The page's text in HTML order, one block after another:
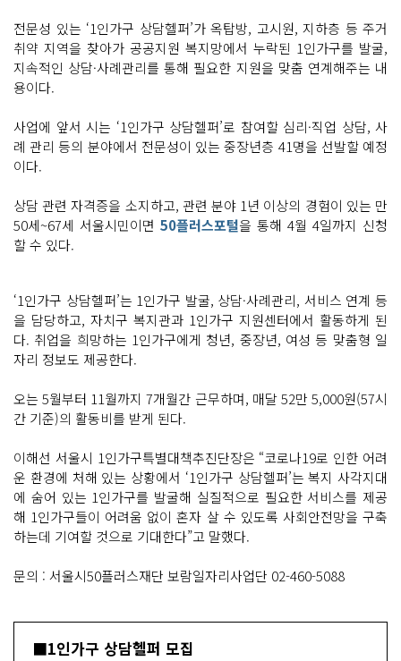
전문성 있는 ‘1인가구 상담헬퍼’가 옥탑방, 고시원, 지하층 등 주거
취약 지역을 찾아가 공공지원 복지망에서 누락된 1인가구를 발굴,
지속적인 상담·사례관리를 통해 필요한 지원을 맞춤 연계해주는 내
용이다.
사업에 앞서 시는 ‘1인가구 상담헬퍼’로 참여할 심리·직업 상담, 사
례 관리 등의 분야에서 전문성이 있는 중장년층 41명을 선발할 예정
이다.
상담 관련 자격증을 소지하고, 관련 분야 1년 이상의 경험이 있는 만
50세~67세 서울시민이면 50플러스포털을 통해 4월 4일까지 신청
할 수 있다.
‘1인가구 상담헬퍼’는 1인가구 발굴, 상담·사례관리, 서비스 연계 등
을 담당하고, 자치구 복지관과 1인가구 지원센터에서 활동하게 된
다. 취업을 희망하는 1인가구에게 청년, 중장년, 여성 등 맞춤형 일
자리 정보도 제공한다.
오는 5월부터 11월까지 7개월간 근무하며, 매달 52만 5,000원(57시
간 기준)의 활동비를 받게 된다.
이해선 서울시 1인가구특별대책추진단장은 “코로나19로 인한 어려
운 환경에 처해 있는 상황에서 ‘1인가구 상담헬퍼’는 복지 사각지대
에 숨어 있는 1인가구를 발굴해 실질적으로 필요한 서비스를 제공
해 1인가구들이 어려움 없이 혼자 살 수 있도록 사회안전망을 구축
하는데 기여할 것으로 기대한다”고 말했다.
문의 : 서울시50플러스재단 보람일자리사업단 02-460-5088
■1인가구 상담헬퍼 모집